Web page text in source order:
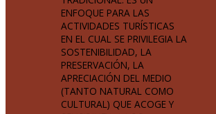
ENFOQUE PARA LAS
ACTIVIDADES TURÍSTICAS
EN EL CUAL SE PRIVILEGIA LA
SOSTENIBILIDAD, LA
PRESERVACIÓN, LA
APRECIACIÓN DEL MEDIO
(TANTO NATURAL COMO
CULTURAL) QUE ACOGE Y